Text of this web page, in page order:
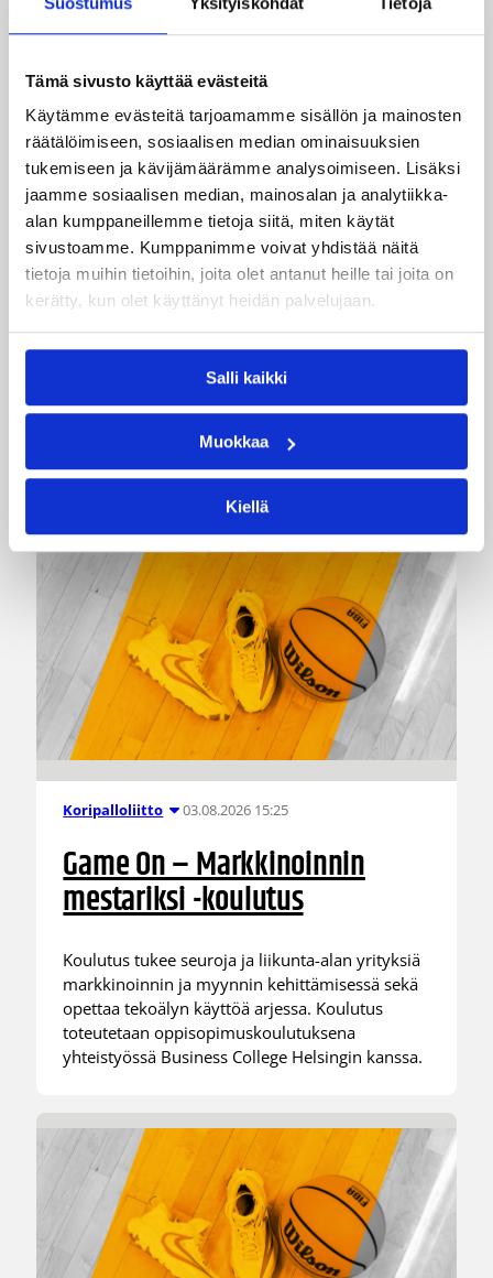
Tämä sivusto käyttää evästeitä
Käytämme evästeitä tarjoamamme sisällön ja mainosten
räätälöimiseen, sosiaalisen median ominaisuuksien
tukemiseen ja kävijämäärämme analysoimiseen. Lisäksi
jaamme sosiaalisen median, mainosalan ja analytiikka-
alan kumppaneillemme tietoja siitä, miten käytät
sivustoamme. Kumppanimme voivat yhdistää näitä
tietoja muihin tietoihin, joita olet antanut heille tai joita on
kerätty, kun olet käyttänyt heidän palvelujaan.
Salli kaikki
Muokkaa
Kiellä
Koripalloliitto 04.08.2026 12:00
Miljoona koria! -haaste alkaa
innostaa mukaan uusia pelaajia ja syventää
yhteistyötä koulujen kanssa.
Koripalloliitto 03.08.2026 15:25
Game On – Markkinoinnin
mestariksi -koulutus
Koulutus tukee seuroja ja liikunta-alan yrityksiä
markkinoinnin ja myynnin kehittämisessä sekä
opettaa tekoälyn käyttöä arjessa. Koulutus
toteutetaan oppisopimuskoulutuksena
yhteistyössä Business College Helsingin kanssa.